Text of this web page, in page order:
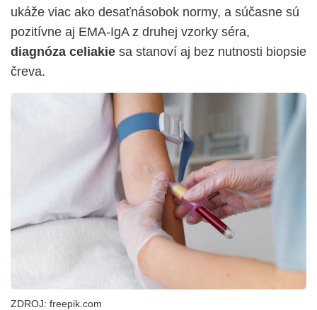
ukáže viac ako desaťnásobok normy, a súčasne sú
pozitívne aj EMA-IgA z druhej vzorky séra,
diagnóza celiakie sa stanoví aj bez nutnosti biopsie
čreva.
ZDROJ: freepik.com